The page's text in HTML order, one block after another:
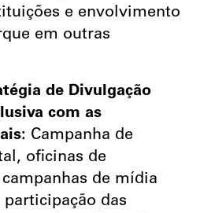
e envolvimento
em outras
de Divulgação
com as
Campanha de
oficinas de
de mídia
das